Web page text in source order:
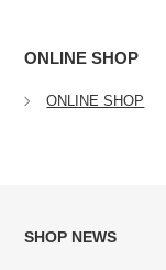
ONLINE SHOP
ONLINE SHOP
SHOP NEWS